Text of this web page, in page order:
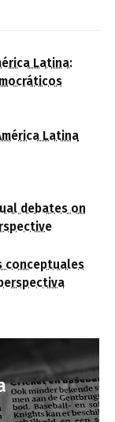
Latina:
Latina
debates on
conceptuales